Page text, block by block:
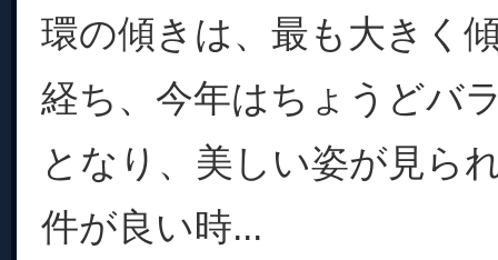
環の傾きは、最も大きく
経ち、今年はちょうどバ
となり、美しい姿が見ら
件が良い時...